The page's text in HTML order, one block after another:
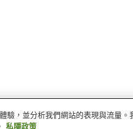
驗，並分析我們網站的表現與流量
私隱政策